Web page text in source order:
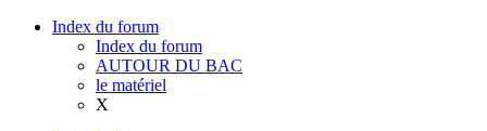
Index du forum
Index du forum
AUTOUR DU BAC
le matériel
X